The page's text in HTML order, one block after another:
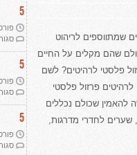
שמתווספים לריהוט
שהם מקלים על החיים
פלסטי לרהיטים? לשם
פרזול פלסטי
להאמין שכולם נכללים
לחדרי מדרגות,
5
5
פורסם
5
פורסם